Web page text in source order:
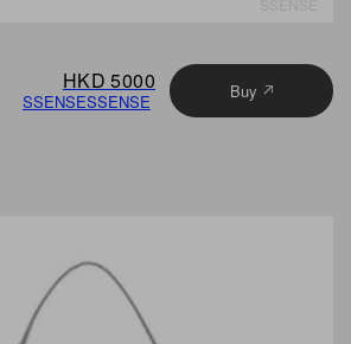
HKD 5000
SSENSESSENSE Buy